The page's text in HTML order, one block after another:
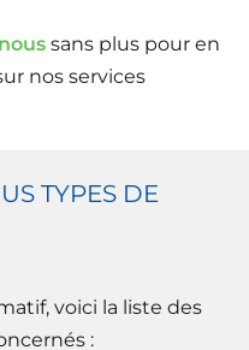
sans plus pour en
nos services
TYPES DE
voici la liste des
: